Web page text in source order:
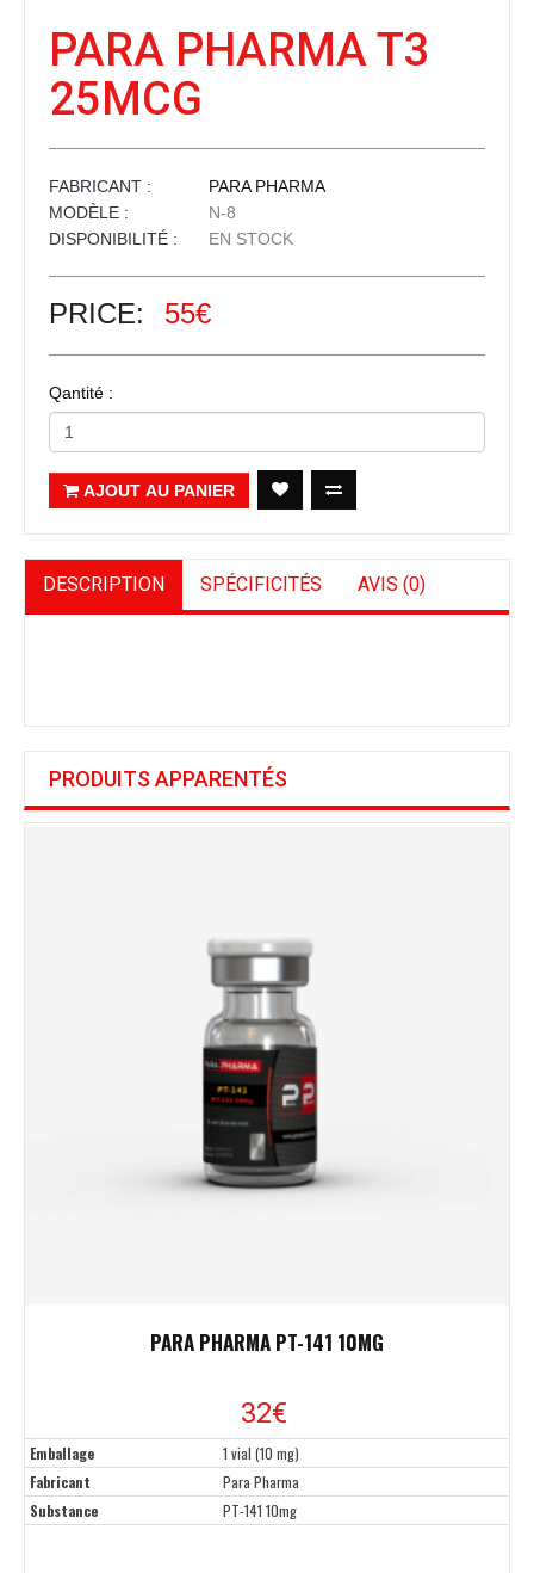
PARA PHARMA T3
25MCG
FABRICANT :
PARA PHARMA
MODÈLE :
N-8
DISPONIBILITÉ :
EN STOCK
PRICE: 55€
Qantité :
AJOUT AU PANIER
DESCRIPTION SPÉCIFICITÉS AVIS (0)
PRODUITS APPARENTÉS
PARA PHARMA PT-141 10MG
32€
Emballage
1 vial (10 mg)
Fabricant
Para Pharma
Substance
PT-141 10mg